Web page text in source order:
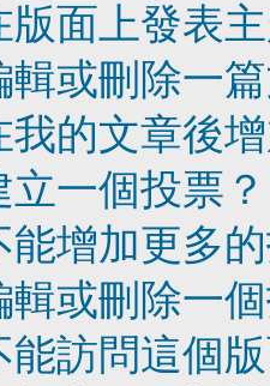
版面上發表
輯或刪除一
我的文章後
一個投票？
能增加更多
輯或刪除一
能訪問這個